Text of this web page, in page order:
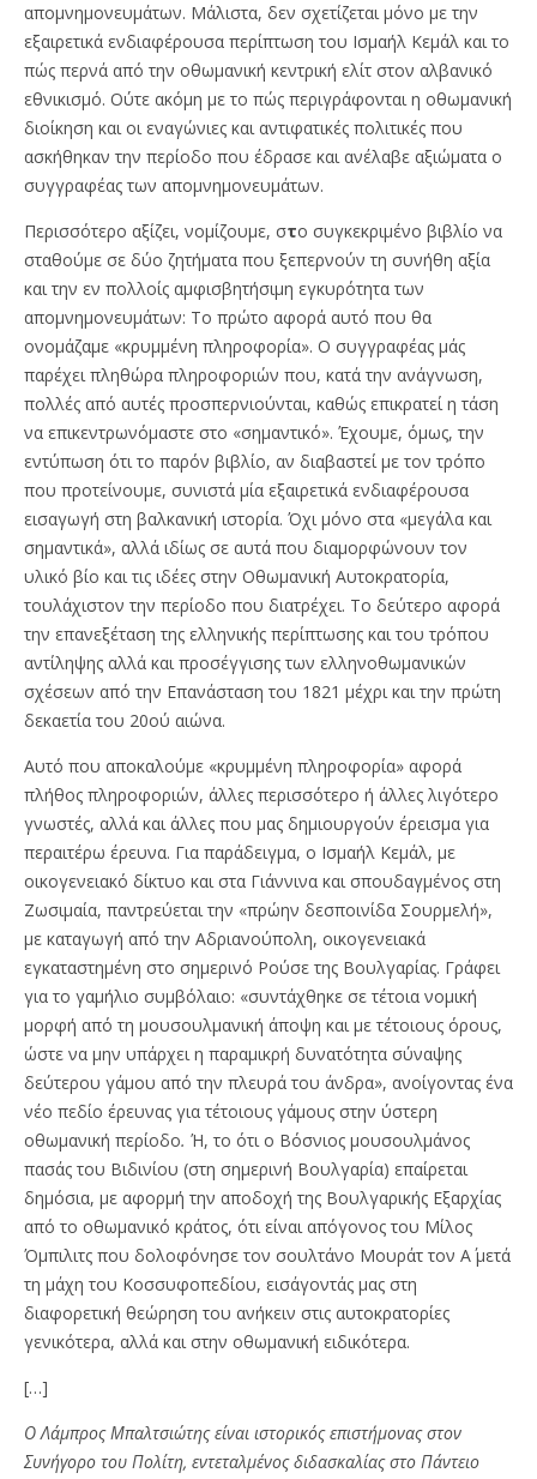
απομνημονευμάτων. Μάλιστα, δεν σχετίζεται μόνο με την
εξαιρετικά ενδιαφέρουσα περίπτωση του Ισμαήλ Κεμάλ και το
πώς περνά από την οθωμανική κεντρική ελίτ στον αλβανικό
εθνικισμό. Ούτε ακόμη με το πώς περιγράφονται η οθωμανική
διοίκηση και οι εναγώνιες και αντιφατικές πολιτικές που
ασκήθηκαν την περίοδο που έδρασε και ανέλαβε αξιώματα ο
συγγραφέας των απομνημονευμάτων.
Περισσότερο αξίζει, νομίζουμε, στο συγκεκριμένο βιβλίο να
σταθούμε σε δύο ζητήματα που ξεπερνούν τη συνήθη αξία
και την εν πολλοίς αμφισβητήσιμη εγκυρότητα των
απομνημονευμάτων: Το πρώτο αφορά αυτό που θα
ονομάζαμε «κρυμμένη πληροφορία». Ο συγγραφέας μάς
παρέχει πληθώρα πληροφοριών που, κατά την ανάγνωση,
πολλές από αυτές προσπερνιούνται, καθώς επικρατεί η τάση
να επικεντρωνόμαστε στο «σημαντικό». Έχουμε, όμως, την
εντύπωση ότι το παρόν βιβλίο, αν διαβαστεί με τον τρόπο
που προτείνουμε, συνιστά μία εξαιρετικά ενδιαφέρουσα
εισαγωγή στη βαλκανική ιστορία. Όχι μόνο στα «μεγάλα και
σημαντικά», αλλά ιδίως σε αυτά που διαμορφώνουν τον
υλικό βίο και τις ιδέες στην Οθωμανική Αυτοκρατορία,
τουλάχιστον την περίοδο που διατρέχει. Το δεύτερο αφορά
την επανεξέταση της ελληνικής περίπτωσης και του τρόπου
αντίληψης αλλά και προσέγγισης των ελληνοθωμανικών
σχέσεων από την Επανάσταση του 1821 μέχρι και την πρώτη
δεκαετία του 20ού αιώνα.
Αυτό που αποκαλούμε «κρυμμένη πληροφορία» αφορά
πλήθος πληροφοριών, άλλες περισσότερο ή άλλες λιγότερο
γνωστές, αλλά και άλλες που μας δημιουργούν έρεισμα για
περαιτέρω έρευνα. Για παράδειγμα, ο Ισμαήλ Κεμάλ, με
οικογενειακό δίκτυο και στα Γιάννινα και σπουδαγμένος στη
Ζωσιμαία, παντρεύεται την «πρώην δεσποινίδα Σουρμελή»,
με καταγωγή από την Αδριανούπολη, οικογενειακά
εγκαταστημένη στο σημερινό Ρούσε της Βουλγαρίας. Γράφει
για το γαμήλιο συμβόλαιο: «συντάχθηκε σε τέτοια νομική
μορφή από τη μουσουλμανική άποψη και με τέτοιους όρους,
ώστε να μην υπάρχει η παραμικρή δυνατότητα σύναψης
δεύτερου γάμου από την πλευρά του άνδρα», ανοίγοντας ένα
νέο πεδίο έρευνας για τέτοιους γάμους στην ύστερη
οθωμανική περίοδο. Ή, το ότι ο Βόσνιος μουσουλμάνος
πασάς του Βιδινίου (στη σημερινή Βουλγαρία) επαίρεται
δημόσια, με αφορμή την αποδοχή της Βουλγαρικής Εξαρχίας
από το οθωμανικό κράτος, ότι είναι απόγονος του Μίλος
Όμπιλιτς που δολοφόνησε τον σουλτάνο Μουράτ τον Α΄ μετά
τη μάχη του Κοσσυφοπεδίου, εισάγοντάς μας στη
διαφορετική θεώρηση του ανήκειν στις αυτοκρατορίες
γενικότερα, αλλά και στην οθωμανική ειδικότερα.
[…]
Ο Λάμπρος Μπαλτσιώτης είναι ιστορικός επιστήμονας στον
Συνήγορο του Πολίτη, εντεταλμένος διδασκαλίας στο Πάντειο